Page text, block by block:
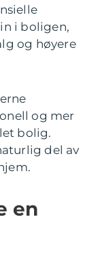
i boligen,
og høyere
og mer
bolig.
del av
en